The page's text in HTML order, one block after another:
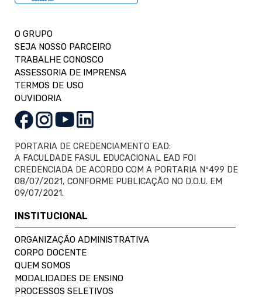
O GRUPO
SEJA NOSSO PARCEIRO
TRABALHE CONOSCO
ASSESSORIA DE IMPRENSA
TERMOS DE USO
OUVIDORIA
PORTARIA DE CREDENCIAMENTO EAD:
A FACULDADE FASUL EDUCACIONAL EAD FOI
CREDENCIADA DE ACORDO COM A PORTARIA Nº499 DE
08/07/2021, CONFORME PUBLICAÇÃO NO D.O.U. EM
09/07/2021.
INSTITUCIONAL
ORGANIZAÇÃO ADMINISTRATIVA
CORPO DOCENTE
QUEM SOMOS
MODALIDADES DE ENSINO
PROCESSOS SELETIVOS